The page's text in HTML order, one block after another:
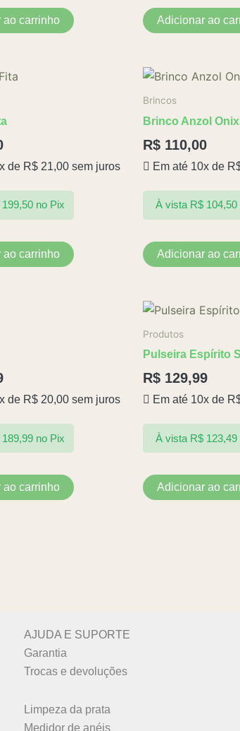
ao carrinho Adicionar ao
de R$ 21,00 sem juros
no Pix
ao carrinho
Brincos
Brinco Anzol Onix
R$ 110,00
Em até 10x de
À vista R$104,50
Adicionar ao
de R$ 20,00 sem juros
no Pix
ao carrinho
Produtos
Pulseira Espírito
R$ 129,99
Em até 10x de
À vista R$123,49
Adicionar ao
AJUDA E SUPORTE
Garantia
Trocas e devoluções
Limpeza da prata
Medidor de anéis